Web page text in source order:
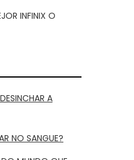
INFINIX O
A
NO SANGUE?